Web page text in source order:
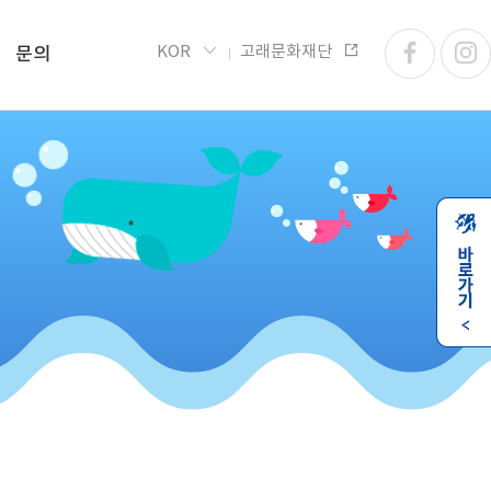
문의 KOR 고래문화재단